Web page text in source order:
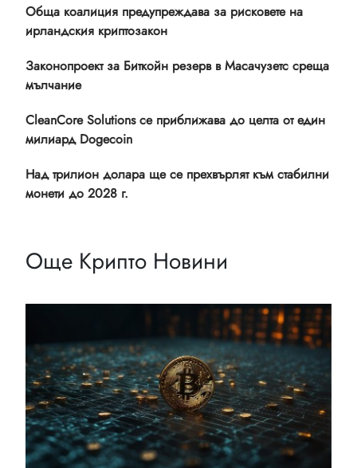
Обща коалиция предупреждава за рисковете на
ирландския криптозакон
Законопроект за Биткойн резерв в Масачузетс среща
мълчание
CleanCore Solutions се приближава до целта от един
милиард Dogecoin
Над трилион долара ще се прехвърлят към стабилни
монети до 2028 г.
Още Крипто Новини